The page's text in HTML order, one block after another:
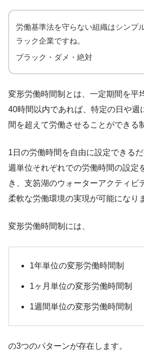
労働基準法を守らない組織はシンプ
ラック企業ですね。
ブラック・ダメ・絶対
変形労働時間制とは、一定期間を平
40時間以内であれば、特定の日や週
間を超えて労働させることができる
1日の労働時間を自由に設定できる
週単位それぞれでの労働時間の設定
き、支笏湖のウォーターアクティビ
柔軟な労働環境の実現が可能になり
変形労働時間制には、
1年単位の変形労働時間制
1ヶ月単位の変形労働時間制
1週間単位の変形労働時間制
の3つのパターンが存在します。